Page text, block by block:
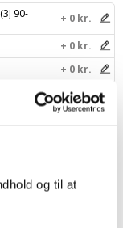
og til at
90-
+ 0 kr.
+ 0 kr.
+ 0 kr.